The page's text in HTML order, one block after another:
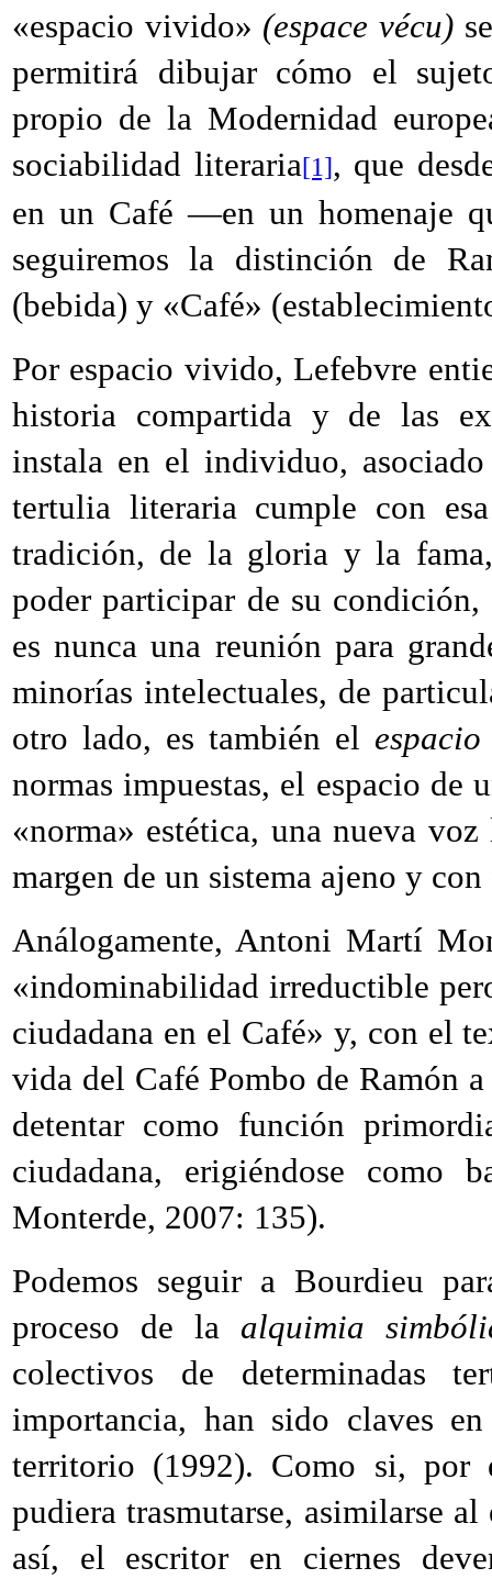
«espacio vivido» (espace vécu)
permitirá dibujar cómo el
propio de la Modernidad
sociabilidad literaria[1], que
en un Café —en un homenaje
seguiremos la distinción de
(bebida) y «Café»
Por espacio vivido, Lefebvre
historia compartida y de las
instala en el individuo,
tertulia literaria cumple con
tradición, de la gloria y la
poder participar de su
es nunca una reunión para
minorías intelectuales, de
otro lado, es también el
normas impuestas, el espacio de
«norma» estética, una nueva
margen de un sistema ajeno y
Análogamente, Antoni Martí
«indominabilidad irreductible
ciudadana en el Café» y, con el
vida del Café Pombo de Ramón
detentar como función
ciudadana, erigiéndose como
Monterde, 2007: 135).
Podemos seguir a Bourdieu
proceso de la alquimia
colectivos de determinadas
importancia, han sido claves
territorio (1992). Como si, por
pudiera trasmutarse, asimilarse
así, el escritor en ciernes